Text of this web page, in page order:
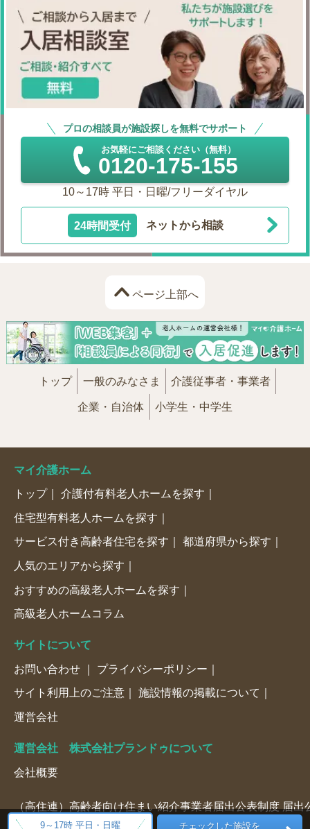
9～17時 平日・日曜 チェックした施設を
プロの相談員が施設探しを無料でサポート
お気軽にご相談ください（無料）
0120-175-155
10～17時 平日・日曜/フリーダイヤル
24時間受付 ネットから相談
ページ上部へ
トップ 一般のみなさま 介護従事者・事業者
企業・自治体 小学生・中学生
マイ介護ホーム
トップ 介護付有料老人ホームを探す
住宅型有料老人ホームを探す
サービス付き高齢者住宅を探す 都道府県から探す
人気のエリアから探す
おすすめの高級老人ホームを探す
高級老人ホームコラム
サイトについて
お問い合わせ プライバシーポリシー
サイト利用上のご注意 施設情報の掲載について
運営会社
運営会社 株式会社プランドゥについて
会社概要
（高住連）高齢者向け住まい紹介事業者届出公表制度 届出